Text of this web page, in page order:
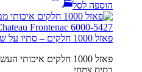
הוספה לסל
פאזל 1000 חלקים – סתיו על שפת האגם
פאזל 1000 חלקים